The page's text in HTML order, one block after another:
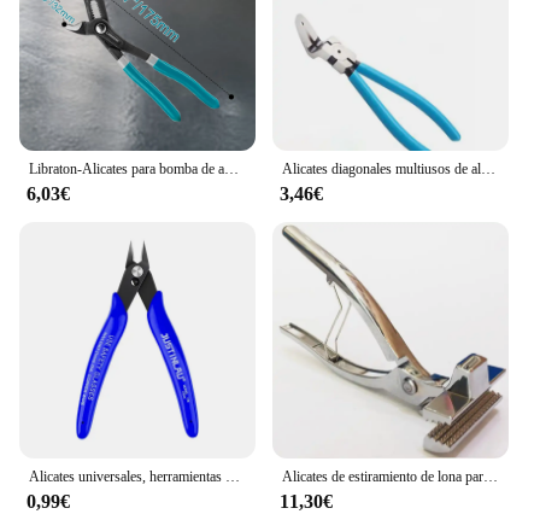
Libraton-Alicates para bomba de agua de 7/10/12 pulgadas, botón pulsador ajustable de liberación rápida, alicates para juntas de ranura de acero CRV, herramienta de llave de apertura, 1 ud.
6,03€
Alicates diagonales multiusos de alta calidad para coche, remaches de plástico, sujetador, cortador de Clip, herramienta extractora
3,46€
Alicates universales, herramientas multifuncionales, cortadores de cables eléctricos, corte lateral, alicates de acero inoxidable, herramientas manuales
0,99€
Alicates de estiramiento de lona para pintura al óleo, herramienta de ensanchador de correas de aleación de Zinc de alta resistencia para estirar la pintura al óleo, E5BE
11,30€